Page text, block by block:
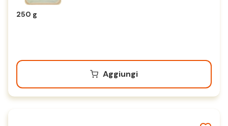
250 g
Aggiungi